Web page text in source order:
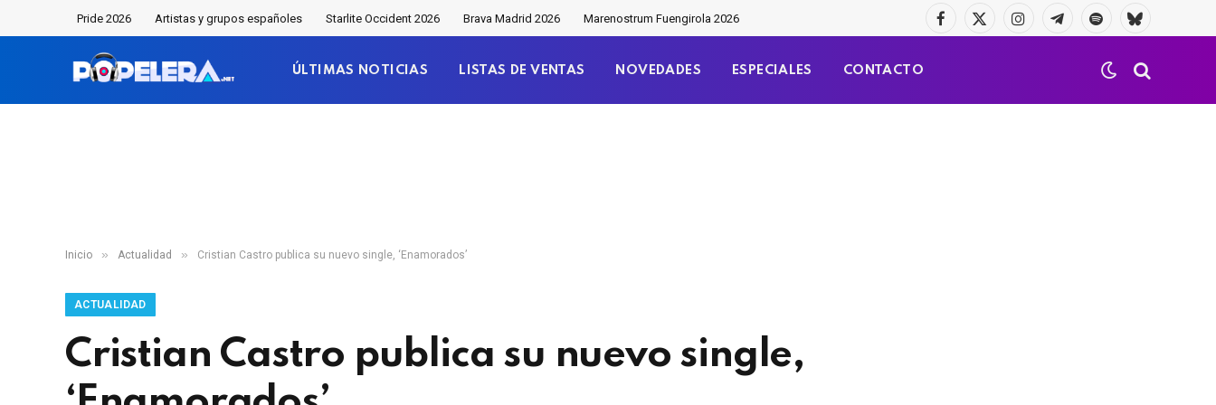
Pride 2026 Artistas y grupos españoles Starlite Occident 2026 Brava Madrid 2026 Marenostrum Fuengirola 2026
Facebook
X
InstagramTelegramaSpotifyBluesky
ÚLTIMAS NOTICIAS LISTAS DE VENTAS NOVEDADES ESPECIALES CONTACTO
Inicio » Actualidad » Cristian Castro publica su nuevo single, ‘Enamorados’
ACTUALIDAD
Cristian Castro publica su nuevo single,